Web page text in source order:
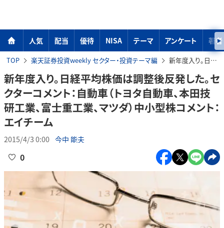
人気 配当 優待 NISA テーマ アンケート 著者
TOP 楽天証券投資weekly セクター・投資テーマ編 新年度入り。日経平均株価は調整後反発した。セクターコメント：自動車（トヨタ自動車、本田技研工業、富士重工業、マツダ）中小型株コメント：エイチーム
新年度入り。日経平均株価は調整後反発した。セ
クターコメント：自動車（トヨタ自動車、本田技
研工業、富士重工業、マツダ）中小型株コメント：
エイチーム
2015/4/3 0:00 今中 能夫
0